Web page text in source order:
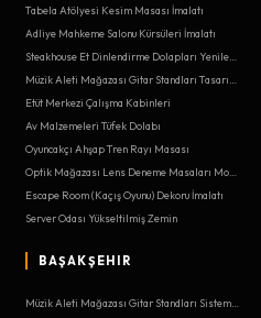
Tabela Atölyesi Kesim Masası İmalatı
Adliye Mahkeme Salonu Kürsüleri İmalatı
Etüt Merkezi Çalışma Kabinleri
Av Malzemeleri Tüfek Dolabı
Oyuncakçı Ahşap Tren Rayı Masası
Escape Room (Kaçış Oyunu) Dekoru İmalatı
Server Odası Yükseltilmiş Zemin
BAŞAKŞEHIR